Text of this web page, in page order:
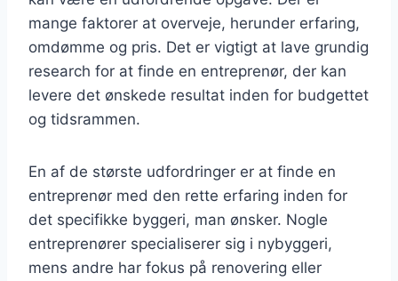
mange faktorer at overveje, herunder erfaring,
omdømme og pris. Det er vigtigt at lave grundig
research for at finde en entreprenør, der kan
levere det ønskede resultat inden for budgettet
og tidsrammen.
En af de største udfordringer er at finde en
entreprenør med den rette erfaring inden for
det specifikke byggeri, man ønsker. Nogle
entreprenører specialiserer sig i nybyggeri,
mens andre har fokus på renovering eller